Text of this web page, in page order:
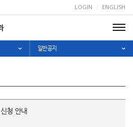
LOGIN ENGLISH
일반공지
청 안내